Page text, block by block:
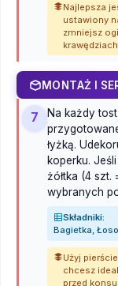
Najlepsza
ustawiony
zmniejsz
krawędziach.
MONTAŻ I
7
Na każdy tost
łyżką.
koperku.
żółtka (4 szt.
wybranych
Składniki:
Bagietka,
Użyj
chcesz
przed